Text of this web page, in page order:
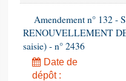
Amendement n° 132
RENOUVELLEMENT
saisie) - n° 2436
Date de
dépôt :